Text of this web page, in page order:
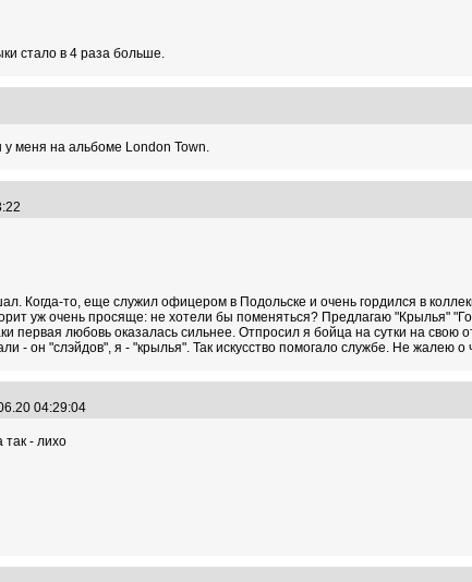
стало в 4 раза больше.
меня на альбоме London Town.
Когда-то, еще служил офицером в Подольске и очень гордился в
уж очень просяще: не хотели бы поменяться? Предлагаю "Крылья"
первая любовь оказалась сильнее. Отпросил я бойца на сутки на
- он "слэйдов", я - "крылья". Так искусство помогало службе. Не жалею о
04:29:04
так - лихо